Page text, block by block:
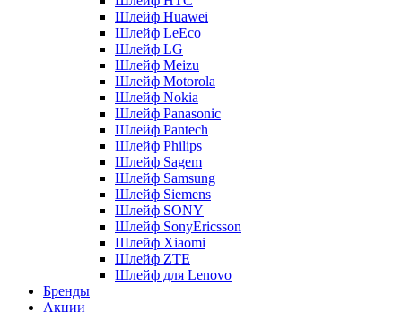
Шлейф Huawei
Шлейф LeEco
Шлейф LG
Шлейф Meizu
Шлейф Motorola
Шлейф Nokia
Шлейф Panasonic
Шлейф Pantech
Шлейф Philips
Шлейф Sagem
Шлейф Samsung
Шлейф Siemens
Шлейф SONY
Шлейф SonyEricsson
Шлейф Xiaomi
Шлейф ZTE
Шлейф для Lenovo
Бренды
Акции